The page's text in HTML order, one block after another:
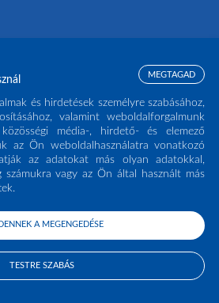
és hirdetések személyre szabásához,
valamint weboldalforgalmunk
közösségi média-, hirdető- és elemező
az Ön weboldalhasználatra vonatkozó
az adatokat más olyan adatokkal,
vagy az Ön által használt más
MEGTAGAD
TESTRE SZABÁS
A MEGENGEDÉSE
- ALL RIGHTS RESERVED - P.IVA: IT02141960266